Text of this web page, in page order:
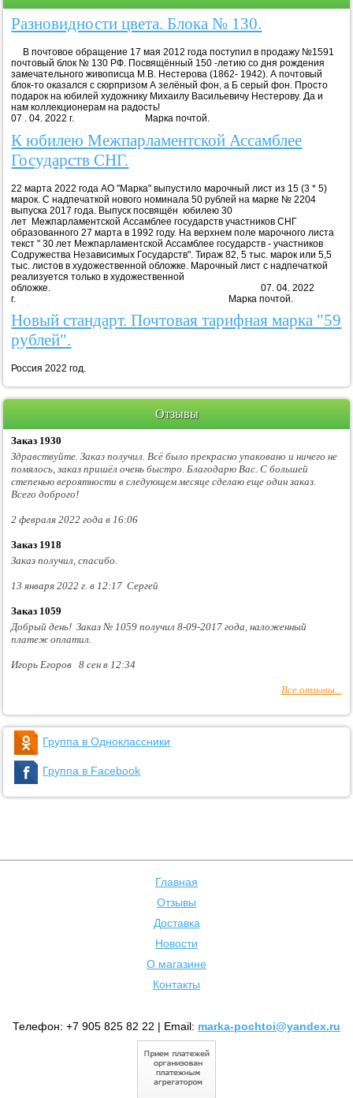
Разновидности цвета. Блока № 130.
В почтовое обращение 17 мая 2012 года поступил в продажу №1591
почтовый блок № 130 РФ. Посвящённый 150 -летию со дня рождения
замечательного живописца М.В. Нестерова (1862- 1942). А почтовый
блок-то оказался с сюрпризом А зелёный фон, а Б серый фон. Просто
подарок на юбилей художнику Михаилу Васильевичу Нестерову. Да и
нам коллекционерам на радость!
07 . 04. 2022 г. Марка почтой.
К юбилею Межпарламентской Ассамблее
Государств СНГ.
22 марта 2022 года АО "Марка" выпустило марочный лист из 15 (3 * 5)
марок. С надпечаткой нового номинала 50 рублей на марке № 2204
выпуска 2017 года. Выпуск посвящён юбилею 30
лет Межпарламентской Ассамблее государств участников СНГ
образованного 27 марта в 1992 году. На верхнем поле марочного листа
текст " 30 лет Межпарламентской Ассамблее государств - участников
Содружества Независимых Государств". Тираж 82, 5 тыс. марок или 5,5
тыс. листов в художественной обложке. Марочный лист с надпечаткой
реализуется только в художественной
обложке. 07. 04. 2022
г. Марка почтой.
Новый стандарт. Почтовая тарифная марка "59
рублей".
Россия 2022 год.
Отзывы
Заказ 1930
Здравствуйте. Заказ получил. Всё было прекрасно упаковано и ничего не
помялось, заказ пришёл очень быстро. Благодарю Вас. С большей
степенью вероятности в следующем месяце сделаю еще один заказ.
Всего доброго!
2 февраля 2022 года в 16:06
Заказ 1918
Заказ получил, спасибо.
13 января 2022 г. в 12:17 Сергей
Заказ 1059
Добрый день! Заказ № 1059 получил 8-09-2017 года, наложенный
платеж оплатил.
Игорь Егоров 8 сен в 12:34
Все отзывы...
Группа в Одноклассники
Группа в Facebook
Главная
Отзывы
Доставка
Новости
О магазине
Контакты
Телефон: +7 905 825 82 22 | Email: marka-pochtoi@yandex.ru